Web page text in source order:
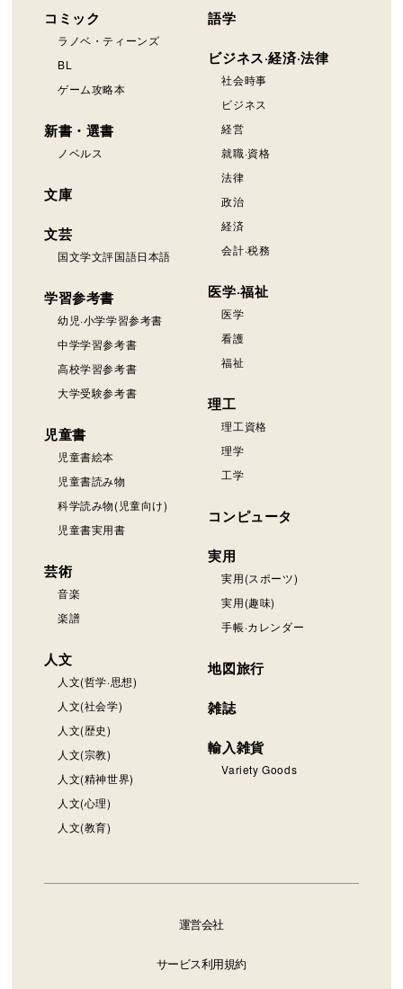
コミック
ラノベ・ティーンズ
BL
ゲーム攻略本
新書・選書
ノベルス
文庫
文芸
国文学文評国語日本語
学習参考書
幼児·小学学習参考書
中学学習参考書
高校学習参考書
大学受験参考書
児童書
児童書絵本
児童書読み物
科学読み物(児童向け)
児童書実用書
芸術
音楽
楽譜
人文
人文(哲学·思想)
人文(社会学)
人文(歴史)
人文(宗教)
人文(精神世界)
人文(心理)
人文(教育)
語学
ビジネス·経済·法律
社会時事
ビジネス
経営
就職·資格
法律
政治
経済
会計·税務
医学·福祉
医学
看護
福祉
理工
理工資格
理学
工学
コンピュータ
実用
実用(スポーツ)
実用(趣味)
手帳·カレンダー
地図旅行
雑誌
輸入雑貨
Variety Goods
運営会社
サービス利用規約